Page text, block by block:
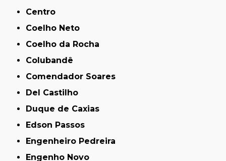
Centro
Coelho Neto
Coelho da Rocha
Colubandê
Comendador Soares
Del Castilho
Duque de Caxias
Edson Passos
Engenheiro Pedreira
Engenho Novo